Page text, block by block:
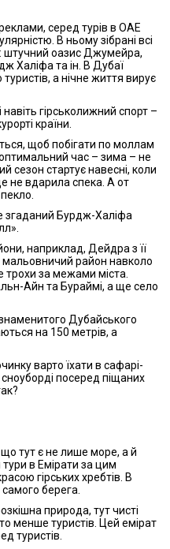
серед турів в ОАЕ
В ньому зібрані всі
штучний оазис Джумейра,
Халіфа та ін. В Дубаї
а нічне життя вирує
гірськолижний спорт –
країни.
щоб побігати по моллам
час – зима – не
сезон стартує навесні, коли
не вдарила спека. А от
згаданий Бурдж-Халіфа
наприклад, Дейдра з її
район навколо
за межами міста.
Айн та Бураймі, а ще село
Дубайського
на 150 метрів, а
варто їхати в сафарі-
посеред піщаних
тут є не лише море, а й
в Емірати за цим
гірських хребтів. В
берега.
природа, тут чисті
менше туристів. Цей емірат
туристів.